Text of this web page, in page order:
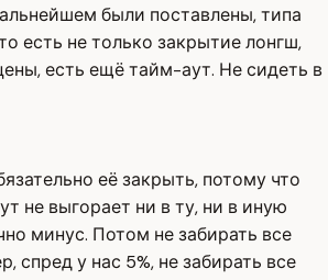
были поставлены, типа
есть не только закрытие лонгш,
есть ещё тайм-аут. Не сидеть в
её закрыть, потому что
не выгорает ни в ту, ни в иную
минус. Потом не забирать все
спред у нас 5%, не забирать все